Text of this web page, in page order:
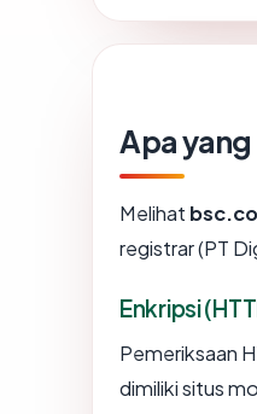
Apa
Melihat
registrar (PT
Enkripsi
Pemeriksaan
dimiliki situs